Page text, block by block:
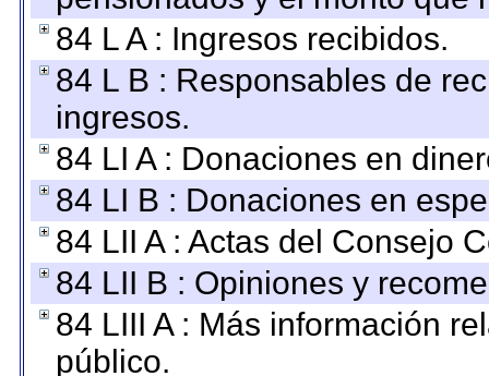
84 L A : Ingresos recibidos.
84 L B : Responsables de
ingresos.
84 LI A : Donaciones en
84 LI B : Donaciones en
84 LII A : Actas del Consejo
84 LII B : Opiniones y
84 LIII A : Más información
público.